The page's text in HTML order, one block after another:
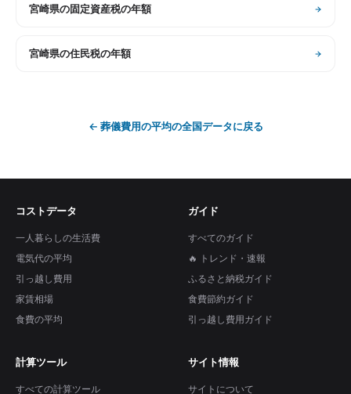
宮崎県の固定資産税の年額
宮崎県の住民税の年額
← 葬儀費用の平均の全国データに戻る
コストデータ
一人暮らしの生活費
電気代の平均
引っ越し費用
家賃相場
食費の平均
ガイド
すべてのガイド
🔥 トレンド・速報
ふるさと納税ガイド
食費節約ガイド
引っ越し費用ガイド
計算ツール
すべての計算ツール
サイト情報
サイトについて